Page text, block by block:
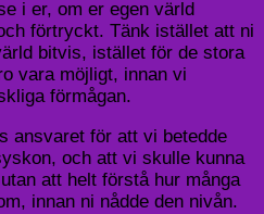
i er, om er egen värld
förtryckt. Tänk istället att ni
bitvis, istället för de stora
vara möjligt, innan vi
förmågan.
ansvaret för att vi betedde
och att vi skulle kunna
att helt förstå hur många
innan ni nådde den nivån.